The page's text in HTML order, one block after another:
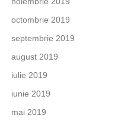
octombrie 2019
septembrie 2019
august 2019
iulie 2019
iunie 2019
mai 2019